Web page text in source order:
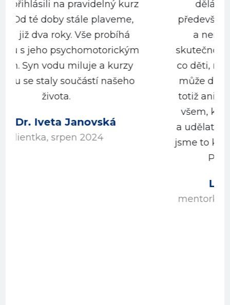
děláte a kterou provázíte,
především aby děti uměly plavat
a neměly strach z vody. Ve
skutečnosti je toho mnohem více,
co děti, rodiče a rodina jako celek
může díky Plaváčku prožít. To se
totiž ani popsat nedá, doporučuji
všem, koho to volá, jet na pobyt
a udělat si vlastní zkušenost. Jako
jsme to kdysi udělali my a už jsme
mentorka a koučka, červen 2024